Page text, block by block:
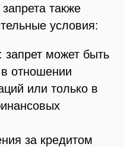
также
условия:
запрет может быть
отношении
или только в
за кредитом